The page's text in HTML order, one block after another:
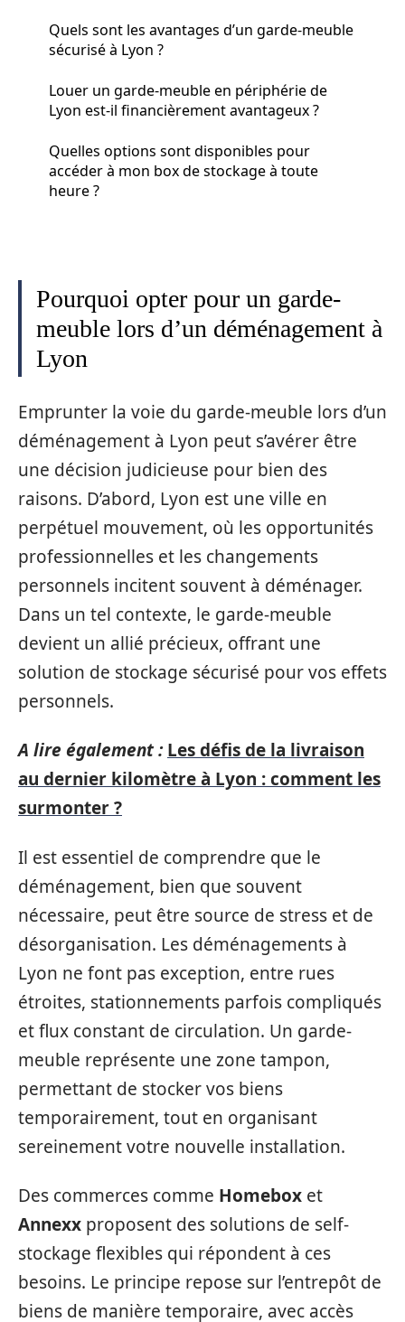
Quels sont les avantages d’un garde-meuble
sécurisé à Lyon ?
Louer un garde-meuble en périphérie de
Lyon est-il financièrement avantageux ?
Quelles options sont disponibles pour
accéder à mon box de stockage à toute
heure ?
Pourquoi opter pour un garde-
meuble lors d’un déménagement à
Lyon
Emprunter la voie du garde-meuble lors d’un
déménagement à Lyon peut s’avérer être
une décision judicieuse pour bien des
raisons. D’abord, Lyon est une ville en
perpétuel mouvement, où les opportunités
professionnelles et les changements
personnels incitent souvent à déménager.
Dans un tel contexte, le garde-meuble
devient un allié précieux, offrant une
solution de stockage sécurisé pour vos effets
personnels.
A lire également : Les défis de la livraison
au dernier kilomètre à Lyon : comment les
surmonter ?
Il est essentiel de comprendre que le
déménagement, bien que souvent
nécessaire, peut être source de stress et de
désorganisation. Les déménagements à
Lyon ne font pas exception, entre rues
étroites, stationnements parfois compliqués
et flux constant de circulation. Un garde-
meuble représente une zone tampon,
permettant de stocker vos biens
temporairement, tout en organisant
sereinement votre nouvelle installation.
Des commerces comme Homebox et
Annexx proposent des solutions de self-
stockage flexibles qui répondent à ces
besoins. Le principe repose sur l’entrepôt de
biens de manière temporaire, avec accès